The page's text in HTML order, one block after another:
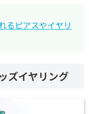
るピアスやイヤリ
ズイヤリング